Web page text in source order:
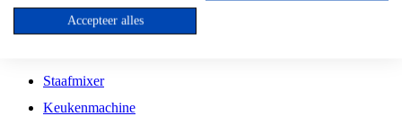
Inbouw Keramische Kookplaat
Kookplaat Accessoires
Staafmixer
Keukenmachine
Accepteer alles